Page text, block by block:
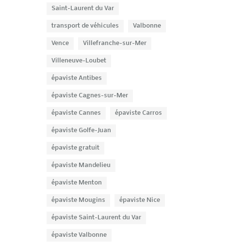
Saint-Laurent du Var
transport de véhicules Valbonne
Vence Villefranche-sur-Mer
Villeneuve-Loubet
épaviste Antibes
épaviste Cagnes-sur-Mer
épaviste Cannes épaviste Carros
épaviste Golfe-Juan
épaviste gratuit
épaviste Mandelieu
épaviste Menton
épaviste Mougins épaviste Nice
épaviste Saint-Laurent du Var
épaviste Valbonne